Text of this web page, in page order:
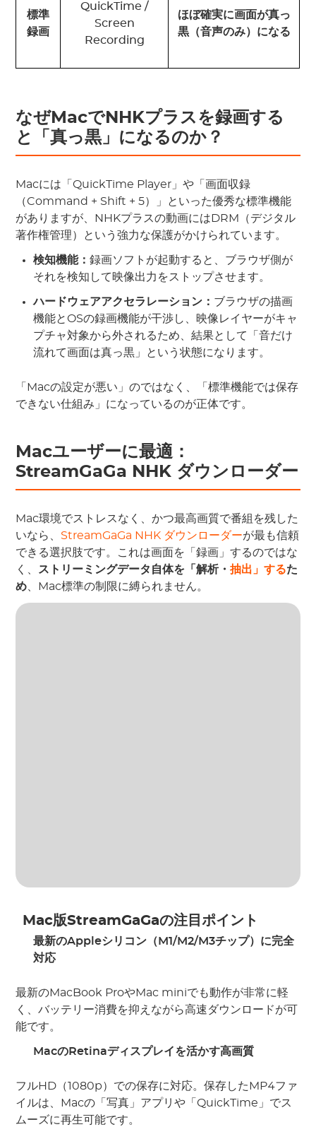
標準
録画
QuickTime /
Screen
Recording
ほぼ確実に画面が真っ
黒（音声のみ）になる
なぜMacでNHKプラスを録画する
と「真っ黒」になるのか？
Macには「QuickTime Player」や「画面収録
（Command + Shift + 5）」といった優秀な標準機能
がありますが、NHKプラスの動画にはDRM（デジタル
著作権管理）という強力な保護がかけられています。
検知機能：録画ソフトが起動すると、ブラウザ側が
それを検知して映像出力をストップさせます。
ハードウェアアクセラレーション： ブラウザの描画
機能とOSの録画機能が干渉し、映像レイヤーがキャ
プチャ対象から外されるため、結果として「音だけ
流れて画面は真っ黒」という状態になります。
「Macの設定が悪い」のではなく、「標準機能では保存
できない仕組み」になっているのが正体です。
Macユーザーに最適：
StreamGaGa NHK ダウンローダー
Mac環境でストレスなく、かつ最高画質で番組を残した
いなら、 StreamGaGa NHK ダウンローダーが最も信頼
できる選択肢です。これは画面を「録画」するのではな
く、
ストリーミングデータ自体を「解析・抽出」するた
め 、Mac標準の制限に縛られません。
Mac版StreamGaGaの注目ポイント
最新のAppleシリコン（ M1/M2/M3チップ）に完全
対応
最新のMacBook ProやMac miniでも動作が非常に軽
く、バッテリー消費を抑えながら高速ダウンロードが可
能です。
MacのRetinaディスプレイを活かす高画質
フルHD（1080p）での保存に対応。保存したMP4ファ
イルは、Macの「写真」アプリや「QuickTime」でス
ムーズに再生可能です。